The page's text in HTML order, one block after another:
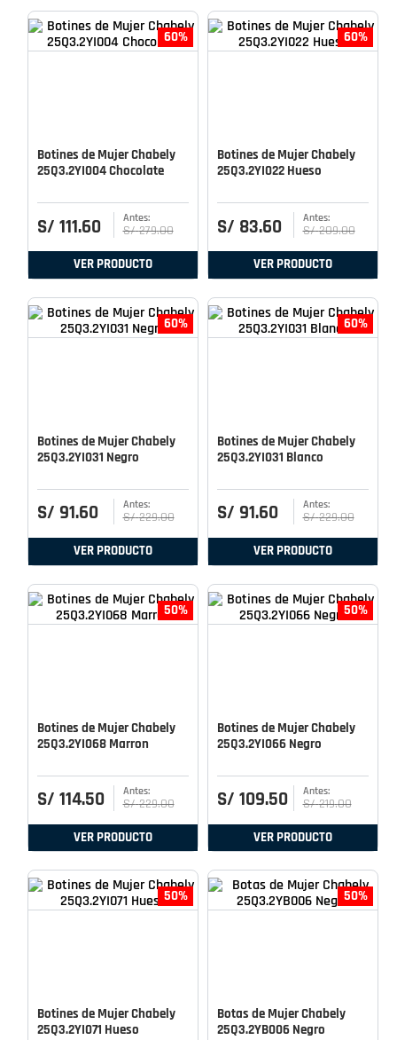
60%
Botines de Mujer Chabely
25Q3.2YI004 Chocolate
S/ 111.60 S/ 279.00
VER PRODUCTO
60%
Botines de Mujer Chabely
25Q3.2YI022 Hueso
S/ 83.60 S/ 209.00
VER PRODUCTO
60%
Botines de Mujer Chabely
25Q3.2YI031 Negro
S/ 91.60 S/ 229.00
VER PRODUCTO
60%
Botines de Mujer Chabely
25Q3.2YI031 Blanco
S/ 91.60 S/ 229.00
VER PRODUCTO
50%
Botines de Mujer Chabely
25Q3.2YI068 Marron
S/ 114.50 S/ 229.00
VER PRODUCTO
50%
Botines de Mujer Chabely
25Q3.2YI066 Negro
S/ 109.50 S/ 219.00
VER PRODUCTO
50%
Botines de Mujer Chabely
25Q3.2YI071 Hueso
50%
Botas de Mujer Chabely
25Q3.2YB006 Negro